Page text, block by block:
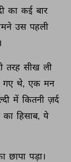
का कई बार
उस पहली
तरह सीख ली
गए थे, एक मन
में कितनी ज़र्द
का हिसाब, ये
छापा पड़ा।